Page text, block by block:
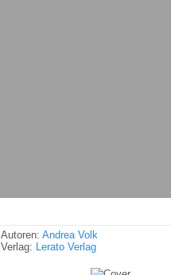
Autoren: Andrea Volk
Verlag: Lerato Verlag